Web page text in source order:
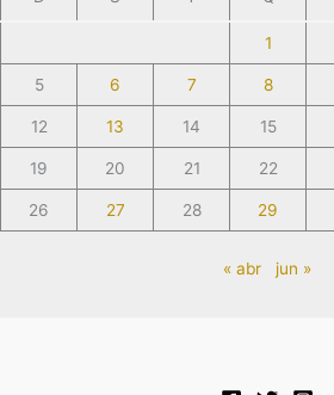
1
5 6 7 8
12 13 14 15
19 20 21 22
26 27 28 29
« abr jun »